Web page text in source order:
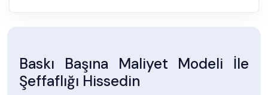
Baskı Başına Maliyet Modeli İle
Şeffaflığı Hissedin